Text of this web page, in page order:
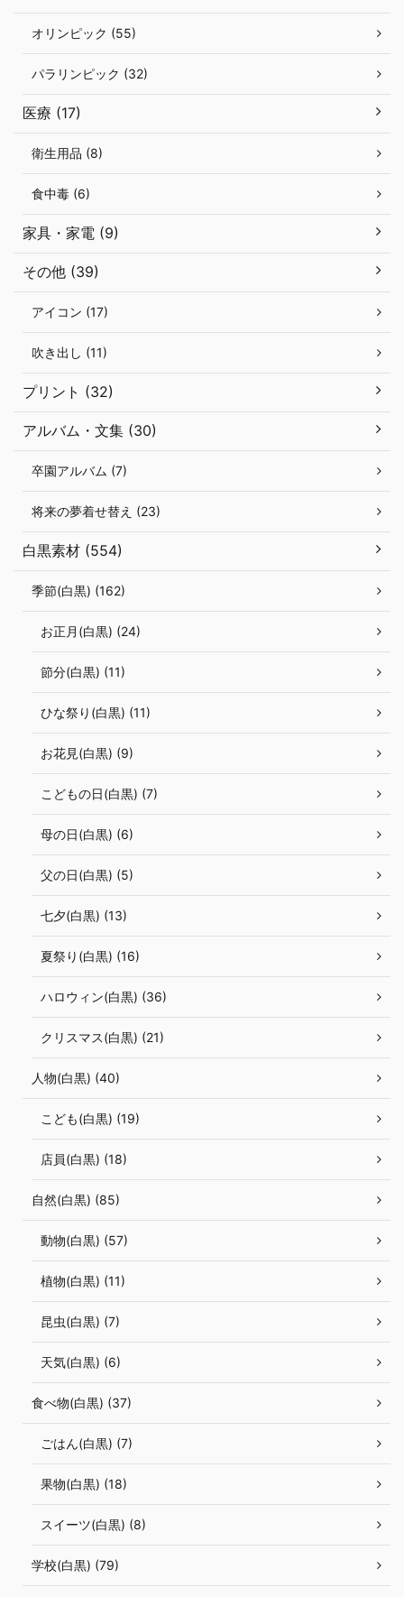
オリンピック (55)
パラリンピック (32)
医療 (17)
衛生用品 (8)
食中毒 (6)
家具・家電 (9)
その他 (39)
アイコン (17)
吹き出し (11)
プリント (32)
アルバム・文集 (30)
卒園アルバム (7)
将来の夢着せ替え (23)
白黒素材 (554)
季節(白黒) (162)
お正月(白黒) (24)
節分(白黒) (11)
ひな祭り(白黒) (11)
お花見(白黒) (9)
こどもの日(白黒) (7)
母の日(白黒) (6)
父の日(白黒) (5)
七夕(白黒) (13)
夏祭り(白黒) (16)
ハロウィン(白黒) (36)
クリスマス(白黒) (21)
人物(白黒) (40)
こども(白黒) (19)
店員(白黒) (18)
自然(白黒) (85)
動物(白黒) (57)
植物(白黒) (11)
昆虫(白黒) (7)
天気(白黒) (6)
食べ物(白黒) (37)
ごはん(白黒) (7)
果物(白黒) (18)
スイーツ(白黒) (8)
学校(白黒) (79)